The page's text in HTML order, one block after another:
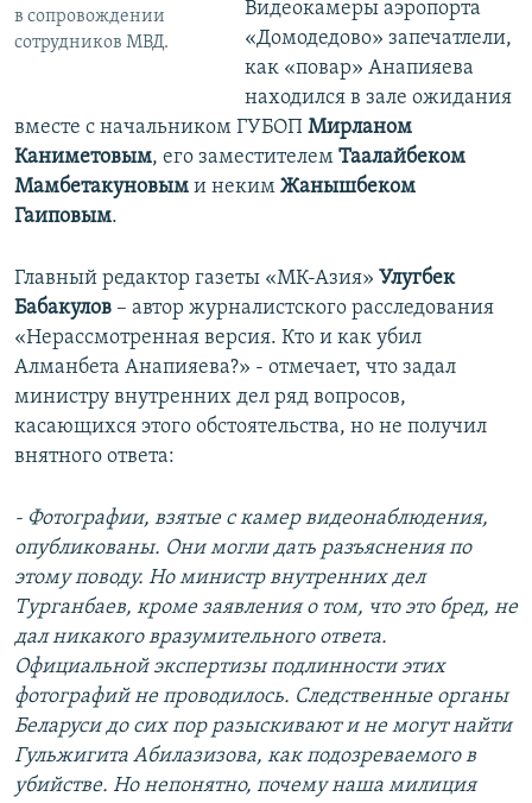
в сопровождении
сотрудников МВД.
Видеокамеры аэропорта
«Домодедово» запечатлели,
как «повар» Анапияева
находился в зале ожидания
вместе с начальником ГУБОП Мирланом
Каниметовым, его заместителем Таалайбеком
Мамбетакуновым и неким Жанышбеком
Гаиповым.
Главный редактор газеты «МК-Азия» Улугбек
Бабакулов – автор журналистского расследования
«Нерассмотренная версия. Кто и как убил
Алманбета Анапияева?» - отмечает, что задал
министру внутренних дел ряд вопросов,
касающихся этого обстоятельства, но не получил
внятного ответа:
- Фотографии, взятые с камер видеонаблюдения,
опубликованы. Они могли дать разъяснения по
этому поводу. Но министр внутренних дел
Турганбаев, кроме заявления о том, что это бред, не
дал никакого вразумительного ответа.
Официальной экспертизы подлинности этих
фотографий не проводилось. Следственные органы
Беларуси до сих пор разыскивают и не могут найти
Гульжигита Абилазизова, как подозреваемого в
убийстве. Но непонятно, почему наша милиция